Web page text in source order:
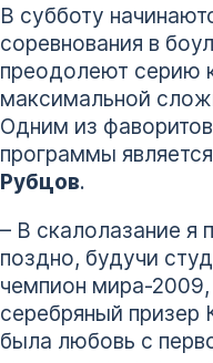
В субботу
соревнования в
преодолеют серию
максимальной
Одним из
программы
Рубцов.
– В скалолазание я
поздно, будучи
чемпион мира-
серебряный
была любовь с